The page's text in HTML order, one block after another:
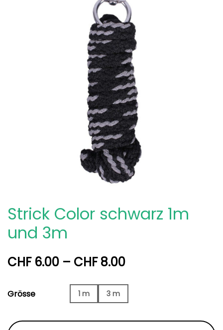
Strick Color schwarz 1m
und 3m
CHF6.00 – CHF8.00Price
range:
CHF 6.00
through
Grösse 1 m 3 m